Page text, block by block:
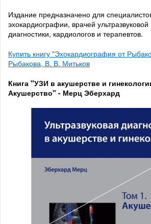
Издание предназначено для
эхокардиографии, врачей
диагностики, кардиологов и терапевтов.
Купить книгу "Эхокардиография от
Рыбакова, В. В. Митьков
Книга "УЗИ в акушерстве и
Акушерство" - Мерц Эберхард